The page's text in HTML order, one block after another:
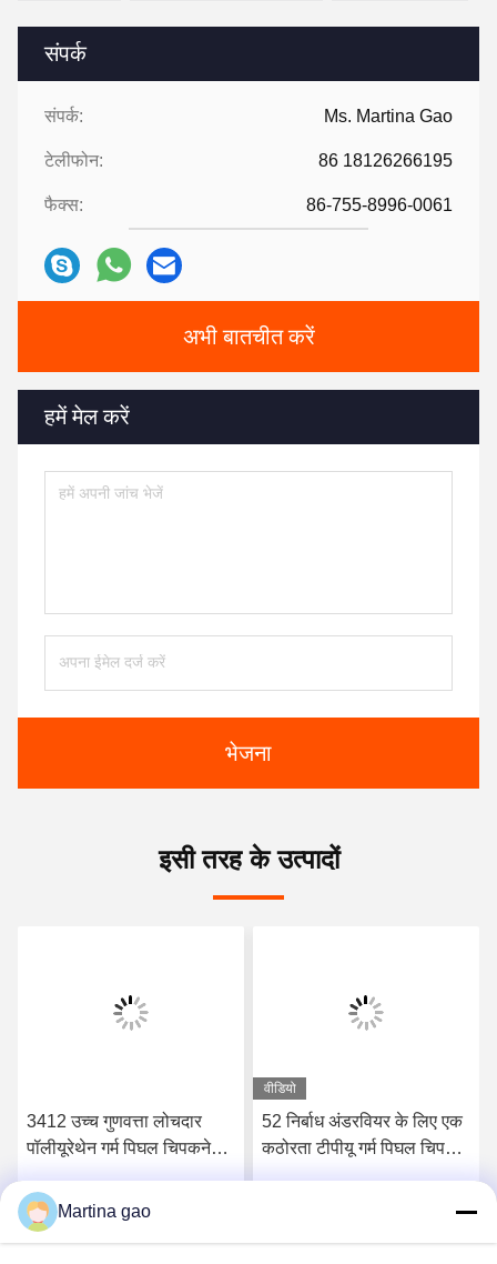
संपर्क
संपर्क: Ms. Martina Gao
टेलीफोन: 86 18126266195
फैक्स: 86-755-8996-0061
अभी बातचीत करें
हमें मेल करें
भेजना
इसी तरह के उत्पादों
3412 उच्च गुणवत्ता लोचदार
पॉलीयूरेथेन गर्म पिघल चिपकने
सर्वोत्तम मूल्य प्राप्त करें
वीडियो
52 निर्बाध अंडरवियर के लिए एक
कठोरता टीपीयू गर्म पिघल चिपकने
Martina gao